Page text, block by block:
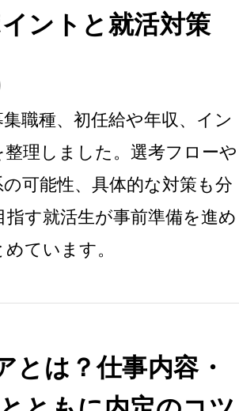
ントと就活対策
職種、初任給や年収、イン
理しました。選考フローや
可能性、具体的な対策も分
指す就活生が事前準備を進め
ています。
とは？仕事内容・